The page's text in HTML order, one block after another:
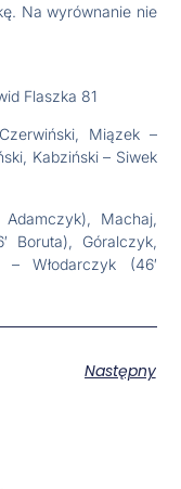
Na wyrównanie nie
Flaszka 81
Miązek –
Kabziński – Siwek
Machaj,
Boruta), Góralczyk,
– Włodarczyk (46′
Następny